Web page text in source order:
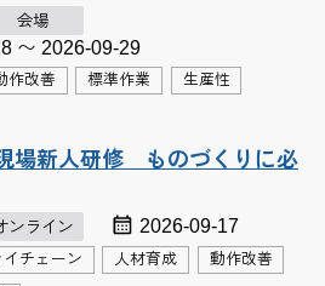
会場
〜 2026-09-29
作改善 標準作業 生産性
場新人研修 ものづくりに必
ンライン 2026-09-17
イチェーン 人材育成 動作改善